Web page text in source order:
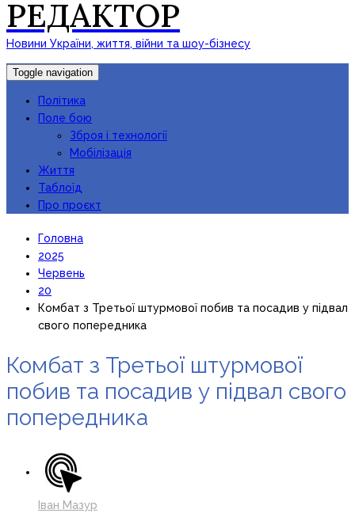
РЕДАКТОР
Новини України, життя, війни та шоу-бізнесу
Toggle navigation
Політика
Поле бою
Зброя і технології
Мобілізація
Життя
Таблоїд
Про проєкт
Головна
2025
Червень
20
Комбат з Третьої штурмової побив та посадив у підвал
свого попередника
Комбат з Третьої штурмової
побив та посадив у підвал свого
попередника
Іван Мазур